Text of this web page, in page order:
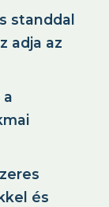
standdal
adja az
a
és